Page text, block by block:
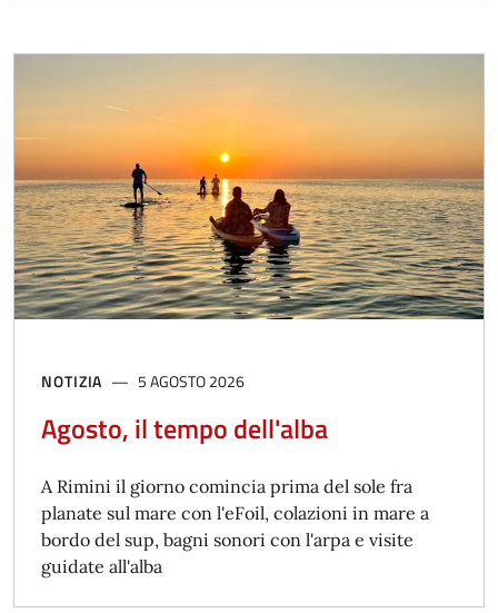
NOTIZIA 5 AGOSTO 2026
Agosto, il tempo dell'alba
A Rimini il giorno comincia prima del sole fra
planate sul mare con l'eFoil, colazioni in mare a
bordo del sup, bagni sonori con l'arpa e visite
guidate all'alba